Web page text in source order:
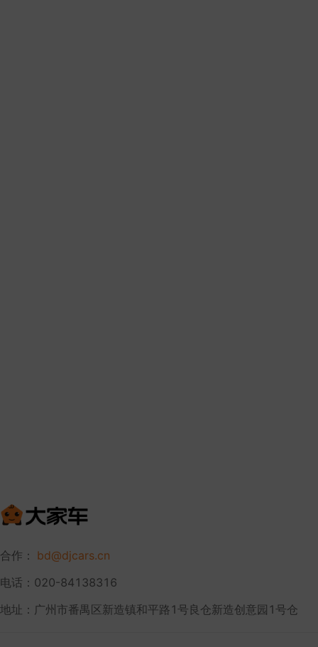
合作： bd@djcars.cn
电话：020-84138316
地址：广州市番禺区新造镇和平路1号良仓新造创意园1号仓